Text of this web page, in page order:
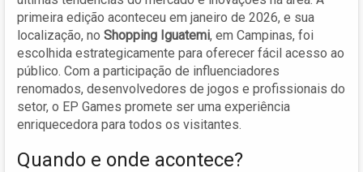
primeira edição aconteceu em janeiro de 2026, e sua
localização, no Shopping Iguatemi, em Campinas, foi
escolhida estrategicamente para oferecer fácil acesso ao
público. Com a participação de influenciadores
renomados, desenvolvedores de jogos e profissionais do
setor, o EP Games promete ser uma experiência
enriquecedora para todos os visitantes.
Quando e onde acontece?